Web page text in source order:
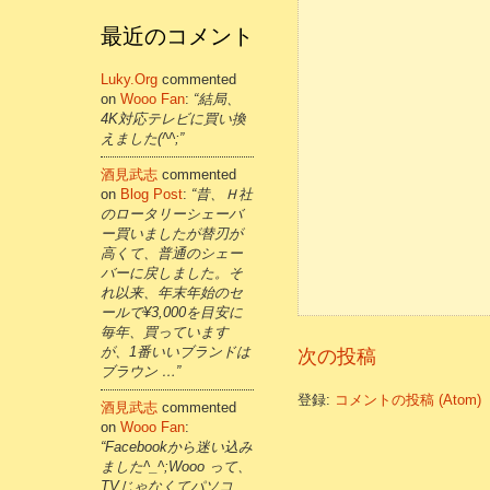
次の投稿
登録: コメントの投稿 (Atom)
最近のコメント
Luky.org commented
on Wooo Fan: “結局、
4K対応テレビに買い換
えました(^^;”
酒見武志 commented
on Blog Post: “昔、Ｈ社
のロータリーシェーバ
ー買いましたが替刃が
高くて、普通のシェー
バーに戻しました。そ
れ以来、年末年始のセ
ールで¥3,000を目安に
毎年、買っています
が、1番いいブランドは
ブラウン …”
酒見武志 commented
on Wooo Fan:
“Facebookから迷い込み
ました^_^;Wooo って、
TVじゃなくてパソコ